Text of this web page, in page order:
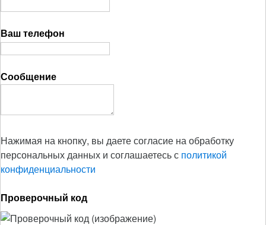
Ваш телефон
Сообщение
Нажимая на кнопку, вы даете согласие на обработку
персональных данных и соглашаетесь с политикой
конфиденциальности
Проверочный код